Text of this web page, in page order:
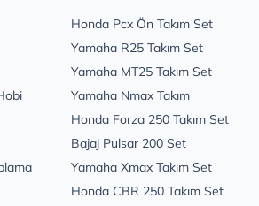
Honda Pcx Ön Takım Set
Yamaha R25 Takım Set
Yamaha MT25 Takım Set
Yamaha Nmax Takım
Honda Forza 250 Takım Set
Bajaj Pulsar 200 Set
Yamaha Xmax Takım Set
Honda CBR 250 Takım Set